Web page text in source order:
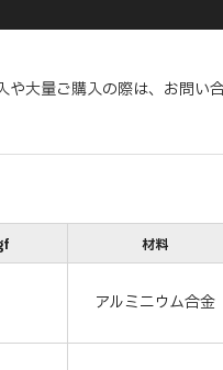
大量ご購入の際は、お問い合
材料
アルミニウム合金